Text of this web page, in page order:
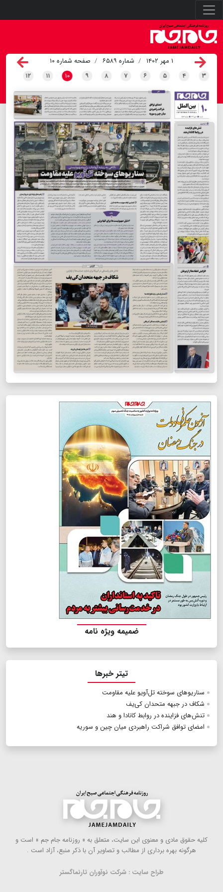
۱ مهر ۱۴۰۲ شماره ۶۵۸۹
صفحه شماره ۱۰
۳ ۴ ۵ ۶ ۷ ۸ ۹ ۱۰ ۱۱ ۱۲
ضمیمه ویژه نامه
تیتر خبرها
سناریوهای سوخته تل‌آویو علیه مقاومت
شکاف در جبهه متحدان کی‌یف
تنش‌های فزاینده در روابط کانادا و هند
امضای توافق شراکت راهبردی میان چین و سوریه
كلیه حقوق مادی و معنوی این سایت، متعلق به « روزنامه جام جم » است و
هرگونه بهره ‌برداری از مطالب و تصاویر آن با ذكر منبع، آزاد است .
طراح سایت : شرکت نوآوران تارنماگستر